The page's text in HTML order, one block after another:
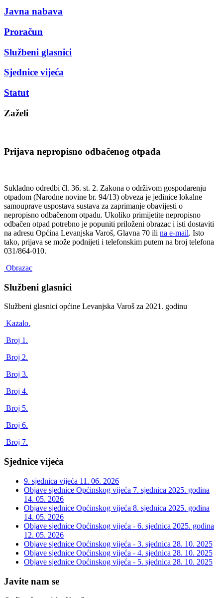
Javna nabava
Proračun
Službeni glasnici
Sjednice vijeća
Statut
Zaželi
Prijava nepropisno odbačenog otpada
Sukladno odredbi čl. 36. st. 2. Zakona o održivom gospodarenju
otpadom (Narodne novine br. 94/13) obveza je jedinice lokalne
samouprave uspostava sustava za zaprimanje obavijesti o
nepropisno odbačenom otpadu. Ukoliko primijetite nepropisno
odbačen otpad potrebno je popuniti priloženi obrazac i isti dostaviti
na adresu Općina Levanjska Varoš, Glavna 70 ili na e-mail. Isto
tako, prijava se može podnijeti i telefonskim putem na broj telefona
031/864-010.
Obrazac
Službeni glasnici
Službeni glasnici općine Levanjska Varoš za 2021. godinu
Kazalo.
Broj 1.
Broj 2.
Broj 3.
Broj 4.
Broj 5.
Broj 6.
Broj 7.
Sjednice vijeća
9. sjednica vijeća 11. 06. 2026
Objave sjednice Općinskog vijeća 7. sjednica 2025. godina
14. 05. 2026
Objave sjednice Općinskog vijeća 8. sjednica 2025. godina
14. 05. 2026
Objave sjednice Općinskog vijeća - 6. sjednica 2025. godina
12. 05. 2026
Objave sjednice Općinskog vijeća - 3. sjednica 28. 10. 2025
Objave sjednice Općinskog vijeća - 4. sjednica 28. 10. 2025
Objave sjednice Općinskog vijeća - 5. sjednica 28. 10. 2025
Javite nam se